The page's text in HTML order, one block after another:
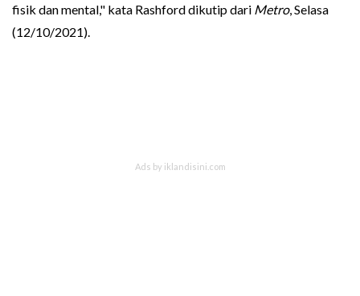
fisik dan mental," kata Rashford dikutip dari Metro, Selasa
(12/10/2021).